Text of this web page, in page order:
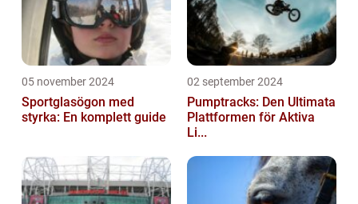
05 november 2024
Sportglasögon med
styrka: En komplett guide
02 september 2024
Pumptracks: Den Ultimata
Plattformen för Aktiva
Li...